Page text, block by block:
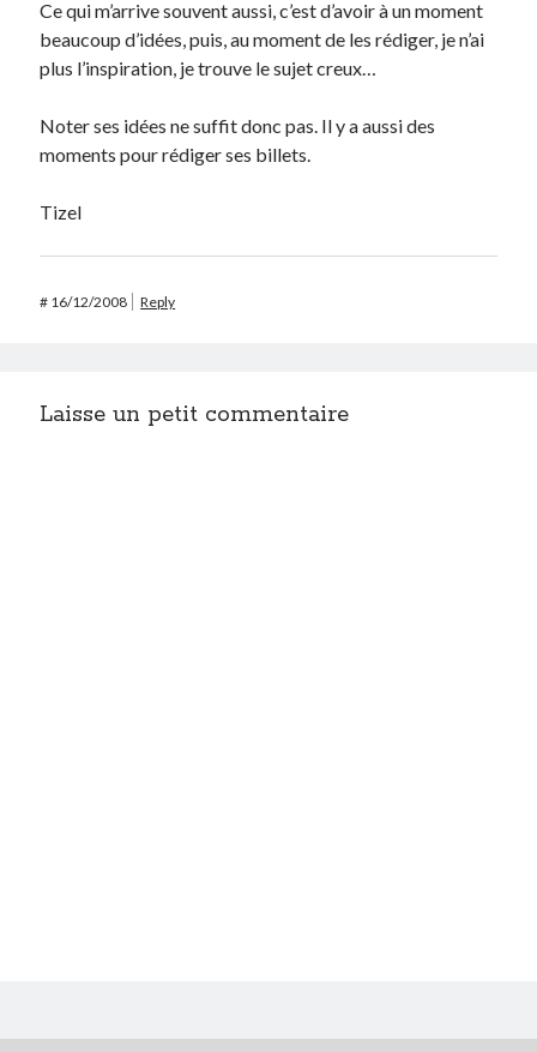
Ce qui m’arrive souvent aussi, c’est d’avoir à un moment
beaucoup d’idées, puis, au moment de les rédiger, je n’ai
plus l’inspiration, je trouve le sujet creux…
Noter ses idées ne suffit donc pas. Il y a aussi des
moments pour rédiger ses billets.
Tizel
# 16/12/2008 Reply
Laisse un petit commentaire